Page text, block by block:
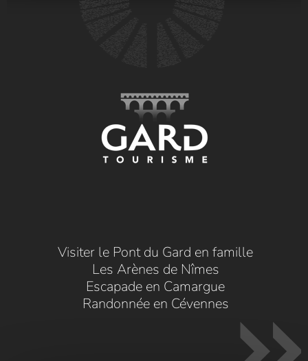
Visiter le Pont du Gard en famille
Les Arènes de Nîmes
Escapade en Camargue
Randonnée en Cévennes